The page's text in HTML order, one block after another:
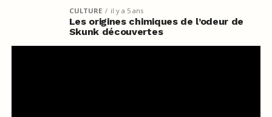
CULTURE il y a 5 ans
Les origines chimiques de l’odeur de
Skunk découvertes